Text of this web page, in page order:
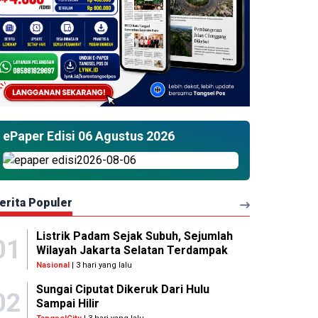
ePaper Edisi 06 Agustus 2026
Populer
Listrik Padam Sejak Subuh, Sejumlah
Wilayah Jakarta Selatan Terdampak
Nasional | 3 hari yang lalu
Sungai Ciputat Dikeruk Dari Hulu
Sampai Hilir